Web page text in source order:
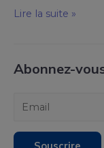
Lire la suite »
Abonnez-